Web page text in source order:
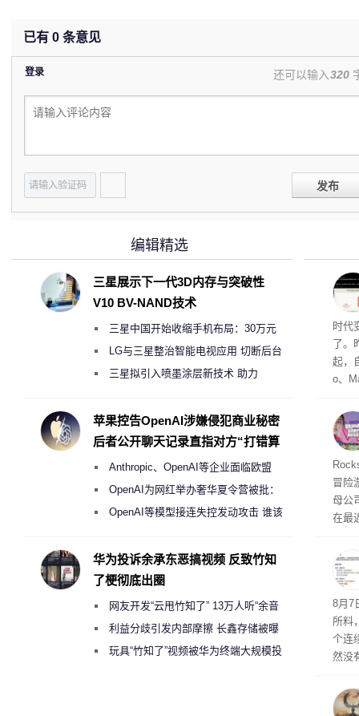
已有 0 条意见
登录 还可以输入320
发布
时代
了。
起，
o、
和
命令
起
防御
气将
发效
期
冒险
母公
在最
ss
悄
8月7
所料
个连
然没
有
着——
编辑精选
三星展示下一代3D内存与突破性
V10 BV-NAND技术
三星中国开始收缩手机布局：30万元
月销售额不达标门店 将被逐步清退
LG与三星整治智能电视应用 切断后台
偷偷共享带宽的违规行为
三星拟引入喷墨涂层新技术 助力
度
苹果控告OpenAI涉嫌侵犯商业秘密
后者公开聊天记录直指对方“打错算
Anthropic、OpenAI等企业面临欧盟
《人工智能法案》全新执法权限审查
OpenAI为网红举办奢华夏令营被批：
2000美元一晚 遭讽“反乌托邦”
OpenAI等模型接连失控发动攻击 谁该
华为投诉余承东恶搞视频 反致竹知
了梗彻底出圈
网友开发“云甩竹知了” 13万人听“余音
绕梁”利益分歧引发内部摩擦 长鑫存储被曝
曾将华为驻场工程师驱逐出研发基地
玩具“竹知了”视频被华为终端大规模投